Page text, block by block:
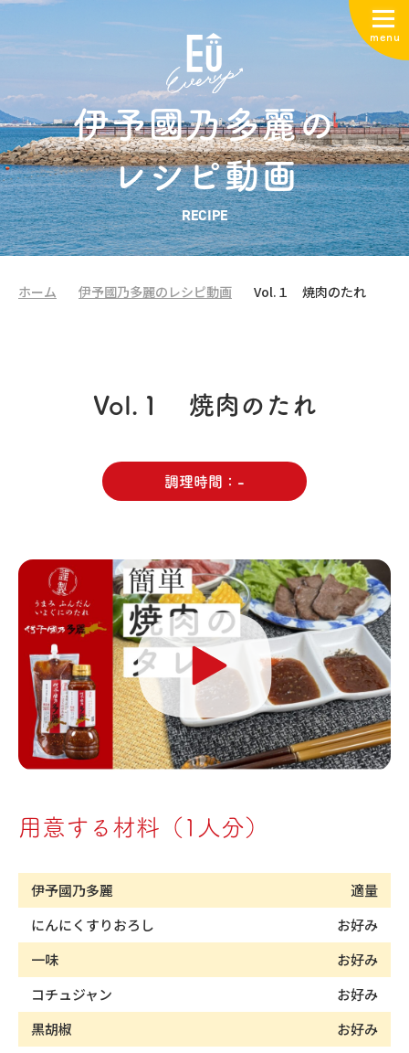
menu
伊予國乃多麗の
レシピ動画
RECIPE
ホーム 伊予國乃多麗のレシピ動画 Vol.１ 焼肉のたれ
Vol.１ 焼肉のたれ
調理時間 -
用意する材料（1人分）
伊予國乃多麗
適量
にんにくすりおろし
お好み
一味
お好み
コチュジャン
お好み
黒胡椒
お好み